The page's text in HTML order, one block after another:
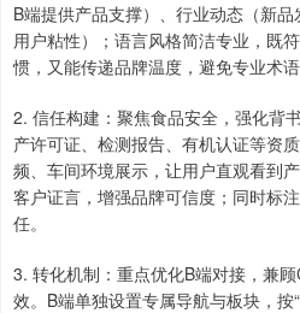
B端提供产品支撑）、行业动态（新
用户粘性）；语言风格简洁专业，既
惯，又能传递品牌温度，避免专业术语
2. 信任构建：聚焦食品安全，强化背
产许可证、检测报告、有机认证等资
频、车间环境展示，让用户直观看到
客户证言，增强品牌可信度；同时标
任。
3. 转化机制：重点优化B端对接，兼
效。B端单独设置专属导航与板块，按